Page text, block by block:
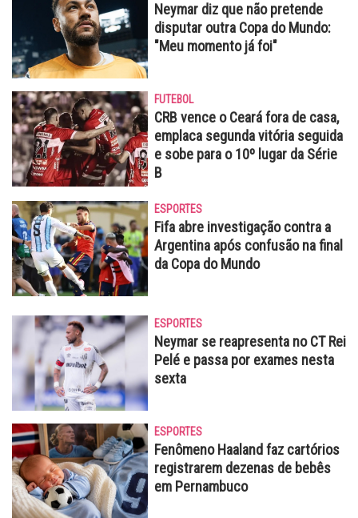
Neymar diz que não pretende
disputar outra Copa do Mundo:
"Meu momento já foi"
FUTEBOL
CRB vence o Ceará fora de casa,
emplaca segunda vitória seguida
e sobe para o 10º lugar da Série
B
ESPORTES
Fifa abre investigação contra a
Argentina após confusão na final
da Copa do Mundo
ESPORTES
Neymar se reapresenta no CT Rei
Pelé e passa por exames nesta
sexta
ESPORTES
Fenômeno Haaland faz cartórios
registrarem dezenas de bebês
em Pernambuco